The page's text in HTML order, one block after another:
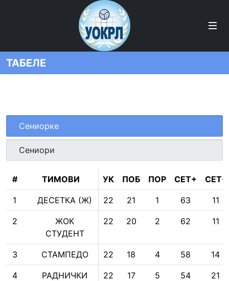
ТАБЕЛЕ
Сениорке
Сениори
# ТИМОВИ УК ПОБ ПОР СЕТ+ СЕТ-
1 ДЕСЕТКА (Ж) 22 21 1 63 11
2
ЖОК
СТУДЕНТ
22 20 2 62 11
3 СТАМПЕДО 22 18 4 58 14
4
РАДНИЧКИ
22 17 5 54 21